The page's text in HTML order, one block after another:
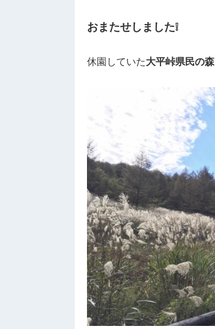
おまたせしました❕
休園していた大平峠県民の森